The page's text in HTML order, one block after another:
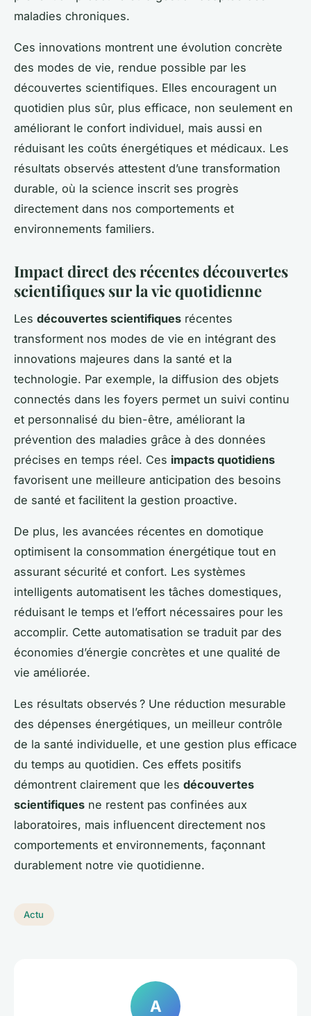
maladies chroniques.
Ces innovations montrent une évolution concrète
des modes de vie, rendue possible par les
découvertes scientifiques. Elles encouragent un
quotidien plus sûr, plus efficace, non seulement en
améliorant le confort individuel, mais aussi en
réduisant les coûts énergétiques et médicaux. Les
résultats observés attestent d’une transformation
durable, où la science inscrit ses progrès
directement dans nos comportements et
environnements familiers.
Impact direct des récentes découvertes
scientifiques sur la vie quotidienne
Les découvertes scientifiques récentes
transforment nos modes de vie en intégrant des
innovations majeures dans la santé et la
technologie. Par exemple, la diffusion des objets
connectés dans les foyers permet un suivi continu
et personnalisé du bien-être, améliorant la
prévention des maladies grâce à des données
précises en temps réel. Ces impacts quotidiens
favorisent une meilleure anticipation des besoins
de santé et facilitent la gestion proactive.
De plus, les avancées récentes en domotique
optimisent la consommation énergétique tout en
assurant sécurité et confort. Les systèmes
intelligents automatisent les tâches domestiques,
réduisant le temps et l’effort nécessaires pour les
accomplir. Cette automatisation se traduit par des
économies d’énergie concrètes et une qualité de
vie améliorée.
Les résultats observés ? Une réduction mesurable
des dépenses énergétiques, un meilleur contrôle
de la santé individuelle, et une gestion plus efficace
du temps au quotidien. Ces effets positifs
démontrent clairement que les découvertes
scientifiques ne restent pas confinées aux
laboratoires, mais influencent directement nos
comportements et environnements, façonnant
durablement notre vie quotidienne.
Actu
A